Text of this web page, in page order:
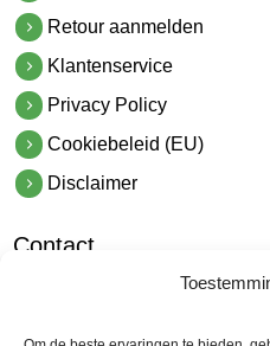
Retour aanmelden
Klantenservice
Privacy Policy
Cookiebeleid (EU)
Disclaimer
Contact